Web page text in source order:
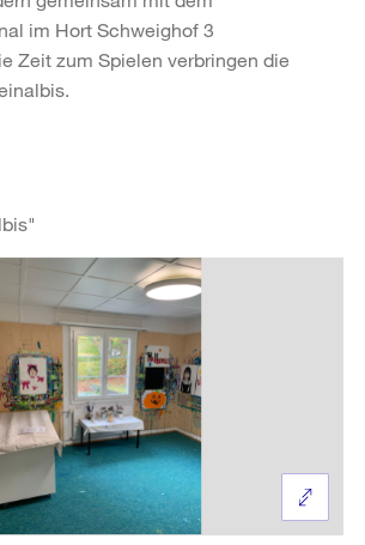
im Hort Schweighof 3
Zeit zum Spielen verbringen die